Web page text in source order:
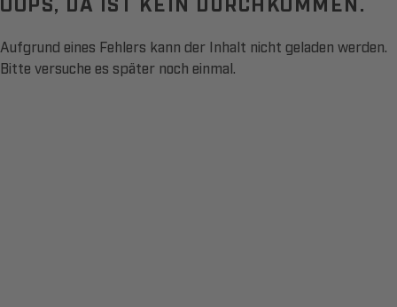
Aufgrund eines Fehlers kann der Inhalt nicht geladen werden.
Bitte versuche es später noch einmal.